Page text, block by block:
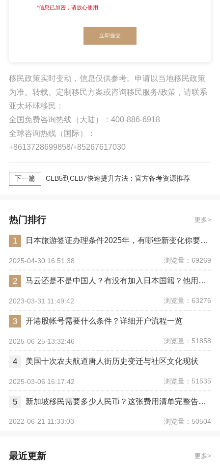
*信息已加密，请放心使用
立即提交
移民政策实时变动，信息仅供参考。申请以当地移民政策
为准。转载、定制移民方案或咨询移民服务/政策，请联系
亚太环球移民：
全国免费咨询热线（大陆）：400-886-6918
全球咨询热线（国际）：
+8613728699858/+85267617030
下一篇 CLB5到CLB7快速提升方法：官方备考资源推荐
热门排行 更多
1 日本旅游签证办理条件2025年，有哪些新变化你要注意？
2025-04-30 16:51:38 浏览量：69269
2 马云还是不是中国人？有没有加入日本国籍？他用了哪些身份畅行世界？
2023-03-31 11:49:42 浏览量：63276
3 开港股帐号需要什么条件？详细开户流程一览
2025-06-25 13:32:46 浏览量：51858
4 美国十次农夫航道唐人街历史变迁与社区文化现状
2025-03-06 16:17:42 浏览量：51535
5 新加坡移民需要多少人民币？这张费用清单完整告诉你
2022-06-21 11:33:03 浏览量：50504
最近更新 更多